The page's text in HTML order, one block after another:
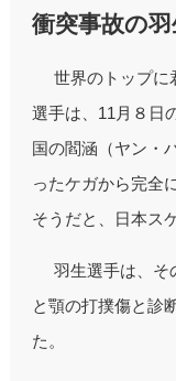
衝突事故の
世界のトップに
選手は、11月８日
国の閻涵（ヤン・
ったケガから完全
そうだと、日本ス
羽生選手は、そ
と顎の打撲傷と診
た。